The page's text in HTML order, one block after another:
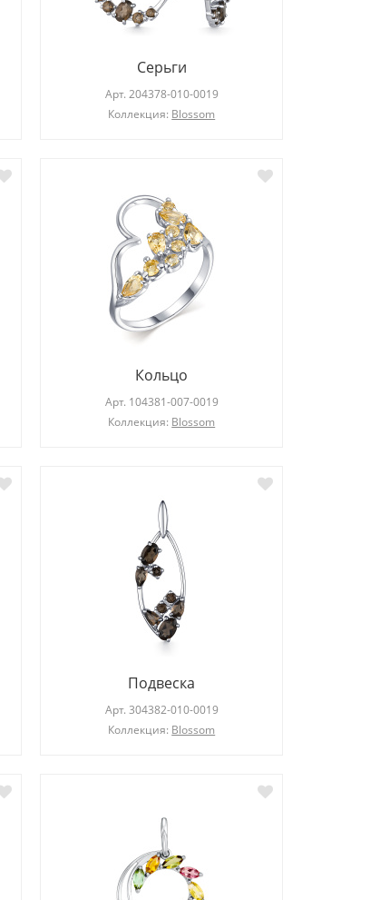
Серьги
Арт. 204378-010-0019
Коллекция: Blossom
Кольцо
Арт. 104381-007-0019
Коллекция: Blossom
Подвеска
Арт. 304382-010-0019
Коллекция: Blossom